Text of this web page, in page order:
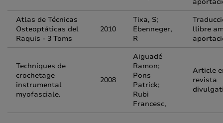
Atlas de Técnicas
Osteoptáticas del
Raquis - 3 Toms
2010
Tixa, S;
Ebenneger,
R
llibre
Techniques de
crochetage
instrumental
myofasciale.
2008
Aiguadé
Ramon;
Pons
Patrick;
Rubi
Francesc,
Article
revista